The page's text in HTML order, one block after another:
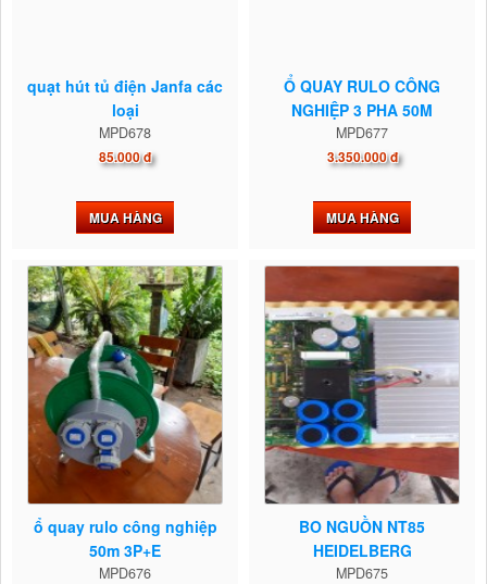
quạt hút tủ điện Janfa các
loại
MPD678
85.000 đ
MUA HÀNG
Ổ QUAY RULO CÔNG
NGHIỆP 3 PHA 50M
MPD677
3.350.000 đ
MUA HÀNG
ổ quay rulo công nghiệp
50m 3P+E
MPD676
BO NGUỒN NT85
HEIDELBERG
MPD675